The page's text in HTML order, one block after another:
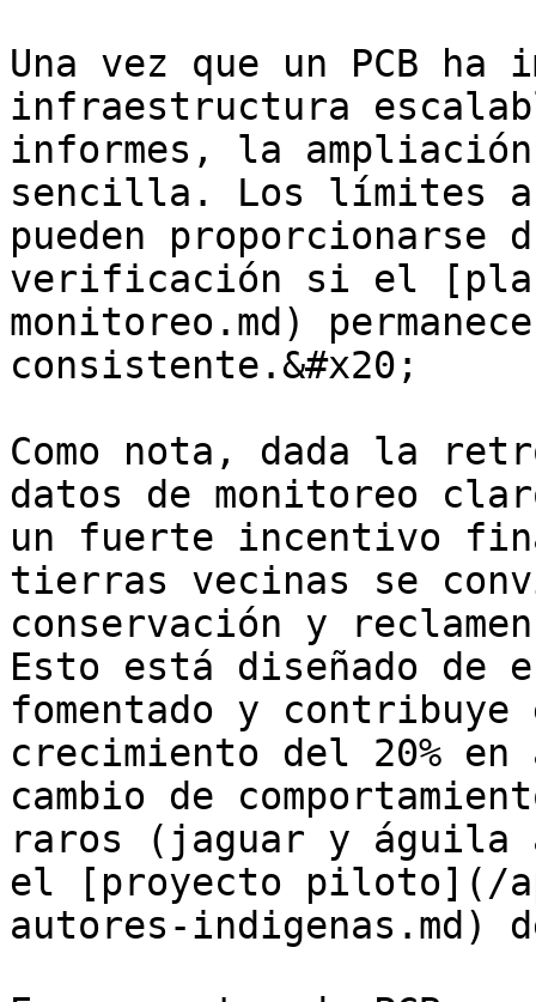
Una vez que un PCB ha
infraestructura
informes, la
sencilla. Los límites
pueden proporcionarse
verificación si el
monitoreo.md)
consistente.&#x20;
Como nota, dada la
datos de monitoreo
un fuerte incentivo
tierras vecinas se
conservación y
Esto está diseñado de
fomentado y contribuye
crecimiento del 20%
cambio de
raros (jaguar y águila
el [proyecto piloto](/
autores-indigenas.md)